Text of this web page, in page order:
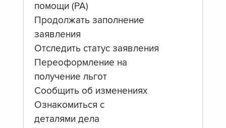
помощи (PA)
Продолжать заполнение
заявления
Отследить статус заявления
Переоформление на
получение льгот
Сообщить об изменениях
Ознакомиться с
деталями дела